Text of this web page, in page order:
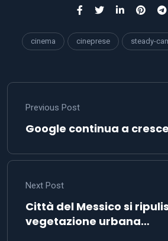
cinema cineprese steady-
Previous Post
Google continua a
Next Post
Città del Messico si
vegetazione urbana…